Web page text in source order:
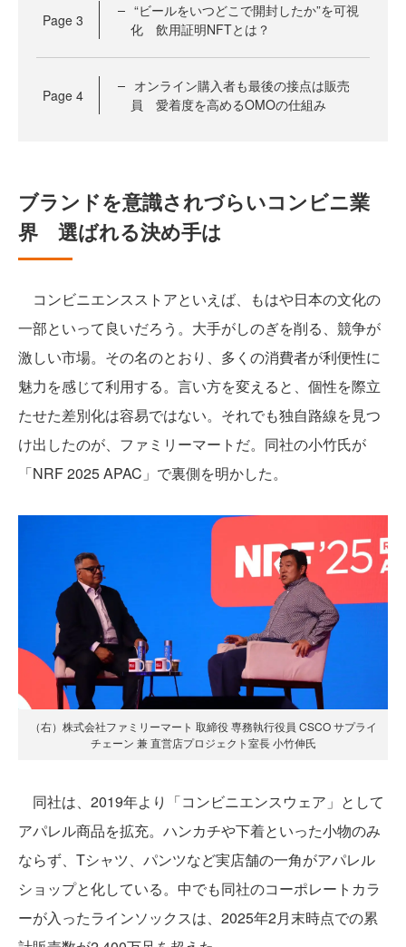
Page 3
“ビールをいつどこで開封したか”を可視
化 飲用証明NFTとは？
Page 4
オンライン購入者も最後の接点は販売
員 愛着度を高めるOMOの仕組み
ブランドを意識されづらいコンビニ業
界 選ばれる決め手は
コンビニエンスストアといえば、もはや日本の文化の
一部といって良いだろう。大手がしのぎを削る、競争が
激しい市場。その名のとおり、多くの消費者が利便性に
魅力を感じて利用する。言い方を変えると、個性を際立
たせた差別化は容易ではない。それでも独自路線を見つ
け出したのが、ファミリーマートだ。同社の小竹氏が
「NRF 2025 APAC」で裏側を明かした。
（右）株式会社ファミリーマート 取締役 専務執行役員 CSCO サプライ
チェーン 兼 直営店プロジェクト室長 小竹伸氏
同社は、2019年より「コンビニエンスウェア」として
アパレル商品を拡充。ハンカチや下着といった小物のみ
ならず、Tシャツ、パンツなど実店舗の一角がアパレル
ショップと化している。中でも同社のコーポレートカラ
ーが入ったラインソックスは、2025年2月末時点での累